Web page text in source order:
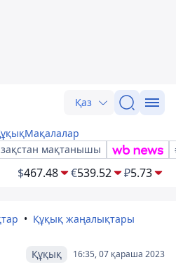
Қаз
Мақалалар
мақтанышы
$467.48 €539.52 ₽5.73
Құқық жаңалықтары
16:35, 07 қараша 2023
Құқық